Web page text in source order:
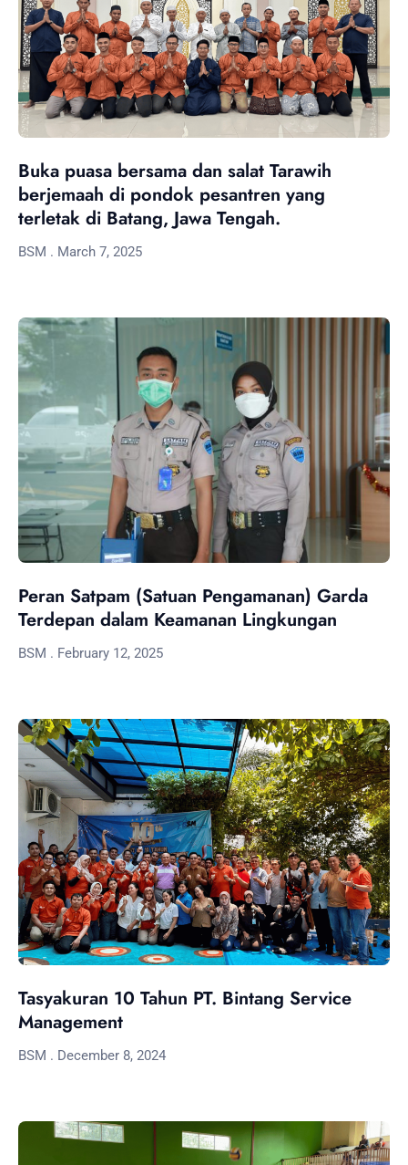
Buka puasa bersama dan salat Tarawih
berjemaah di pondok pesantren yang
terletak di Batang, Jawa Tengah.
BSM March 7, 2025
Peran Satpam (Satuan Pengamanan) Garda
Terdepan dalam Keamanan Lingkungan
BSM February 12, 2025
Tasyakuran 10 Tahun PT. Bintang Service
Management
BSM December 8, 2024